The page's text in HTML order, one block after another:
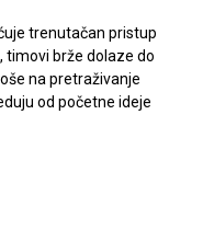
trenutačan pristup
brže dolaze do
na pretraživanje
od početne ideje